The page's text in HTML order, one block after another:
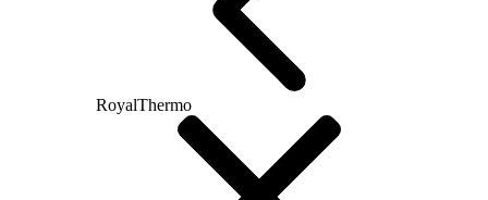
RoyalThermo